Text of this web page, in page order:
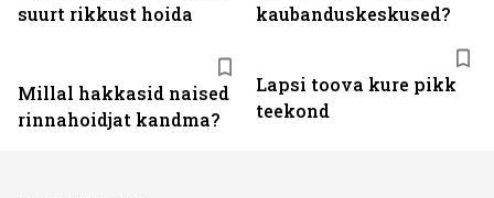
suurt rikkust hoida
kaubanduskeskused?
Millal hakkasid naised
rinnahoidjat kandma?
Lapsi toova kure pikk
teekond